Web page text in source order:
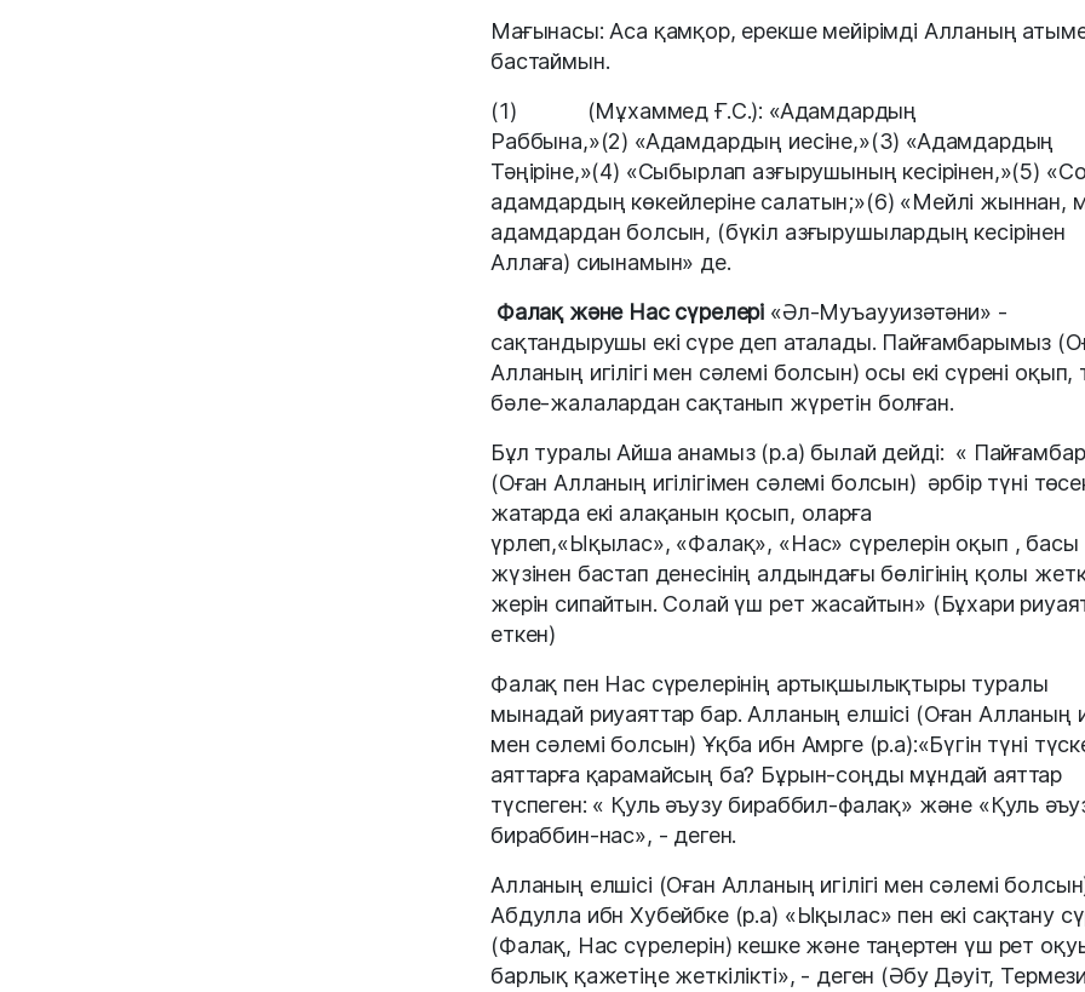
Мағынасы: Аса қамқор, ерекше мейірімді Алланың
бастаймын.
(1) (Мұхаммед Ғ.С.): «Адамдардың
Раббына,»(2) «Адамдардың иесіне,»(3) «Адамдардың
Тәңіріне,»(4) «Сыбырлап азғырушының кесірінен,»(5)
адамдардың көкейлеріне салатын;»(6) «Мейлі жыннан,
адамдардан болсын, (бүкіл азғырушылардың кесірінен
Аллаға) сиынамын» де.
Фалақ және Нас сүрелері «Әл-Муъаууизәтәни» -
сақтандырушы екі сүре деп аталады. Пайғамбарымыз
Алланың игілігі мен сәлемі болсын) осы екі сүрені оқып,
бәле-жалалардан сақтанып жүретін болған.
Бұл туралы Айша анамыз (р.а) былай дейді: « Пайғамбар
(Оған Алланың игілігімен сәлемі болсын) әрбір түні
жатарда екі алақанын қосып, оларға
үрлеп,«Ықылас», «Фалақ», «Нас» сүрелерін оқып , басы
жүзінен бастап денесінің алдындағы бөлігінің қолы
жерін сипайтын. Солай үш рет жасайтын» (Бұхари
еткен)
Фалақ пен Нас сүрелерінің артықшылықтыры туралы
мынадай риуаяттар бар. Алланың елшісі (Оған Алланың
мен сәлемі болсын) Ұқба ибн Амрге (р.а):«Бүгін түні
аяттарға қарамайсың ба? Бұрын-соңды мұндай аяттар
түспеген: « Қуль әъузу бираббил-фалақ» және «Қуль
бираббин-нас», - деген.
Алланың елшісі (Оған Алланың игілігі мен сәлемі
Абдулла ибн Хубейбке (р.а) «Ықылас» пен екі сақтану
(Фалақ, Нас сүрелерін) кешке және таңертен үш рет
барлық қажетіңе жеткілікті», - деген (Әбу Дәуіт, Термези